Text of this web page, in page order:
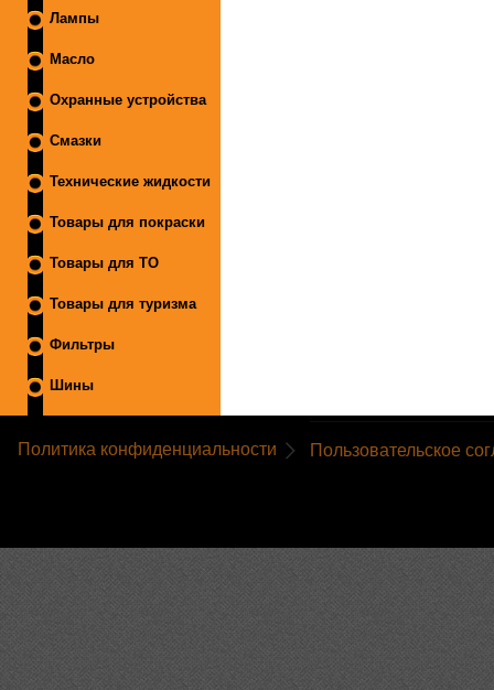
Лампы
Масло
Охранные устройства
Смазки
Технические жидкости
Товары для покраски
Товары для ТО
Товары для туризма
Фильтры
Шины
Политика конфиденциальности Пользовательское